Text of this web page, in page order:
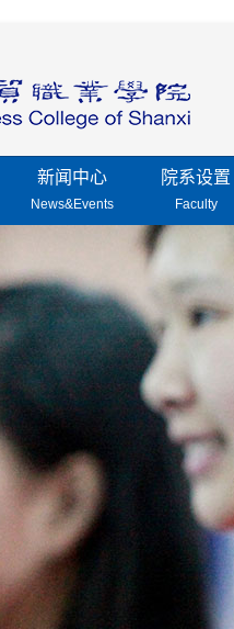
新闻中心
News&Events
院系设置
Faculty